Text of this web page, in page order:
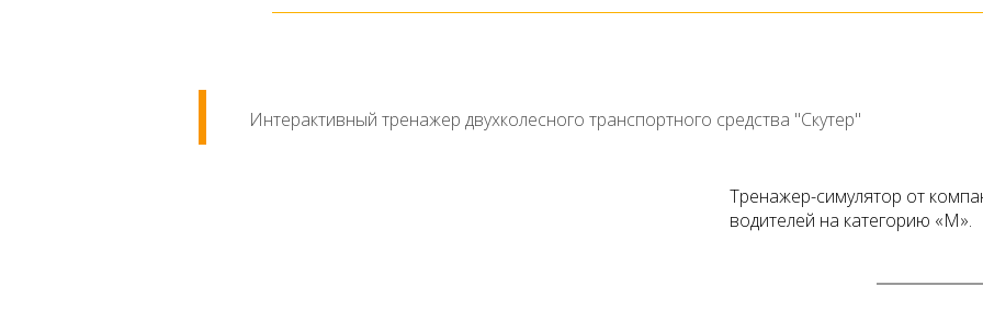
Интерактивный тренажер двухколесного транспортного средства "Скутер"
Тренажер-симулятор от
водителей на категорию «М».